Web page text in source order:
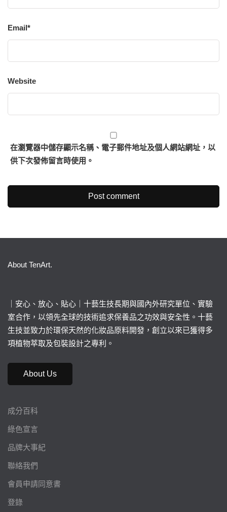
Email*
Website
在瀏覽器中儲存顯示名稱、電子郵件地址及個人網站網址，以
供下次發佈留言時使用。
About TenArt.
｜安心、放心、貼心｜十藝生技長期與國內外研究單位、實驗
室合作，以領先全球的技術追求保養品之功效與安全性。十藝
生技並致力於環保天然的化妝品原料開發，創立以來已獲得多
項植物萃取及包裝設計之專利。
About Us
成分百科
綠色宣言
品牌大事紀
聯絡我們
會員申請同意書
登錄